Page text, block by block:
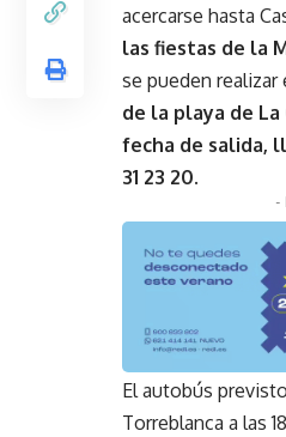
acercarse hasta
las fiestas de la
se pueden realizar
de la playa de
fecha de salida,
31 23 20.
-
El autobús
Torreblanca a las